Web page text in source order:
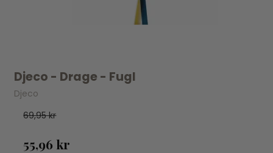
Djeco - Drage - Fugl
Djeco
69,95 kr
55,96 kr